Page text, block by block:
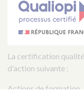
La certification
d'action suivante :
Actions de formation